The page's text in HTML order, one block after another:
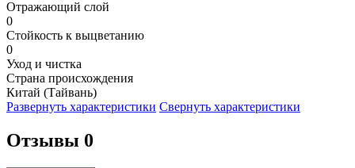
Отражающий слой
0
Стойкость к выцветанию
0
Уход и чистка
Страна происхождения
Китай (Тайвань)
Развернуть характеристики Свернуть характеристики
Отзывы 0